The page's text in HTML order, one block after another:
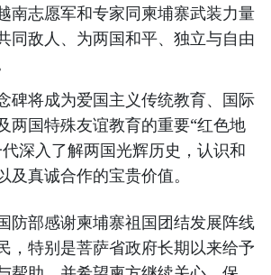
南志愿军和专家同柬埔寨武装力量
同敌人、为两国和平、独立与自由
碑将成为爱国主义传统教育、国际
两国特殊友谊教育的重要“红色地
深入了解两国光辉历史，认识和
及真诚合作的宝贵价值。
防部感谢柬埔寨祖国团结发展阵线
，特别是菩萨省政府长期以来给予